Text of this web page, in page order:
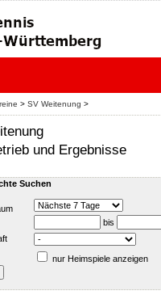
> SV Weitenung >
und Ergebnisse
Suchen
bis
nur Heimspiele anzeigen